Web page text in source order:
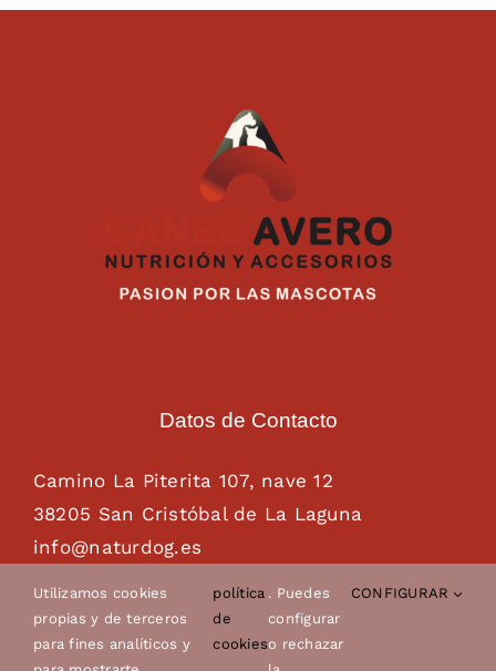
Datos de Contacto
Camino La Piterita 107, nave 12
38205 San Cristóbal de La Laguna
info@naturdog.es
Tel. 922 89 85 89 – 681 28 85 26
Utilizamos cookies
propias y de terceros
para fines analíticos y
política
de
cookies
. Puedes
configurar
o rechazar
CONFIGURAR